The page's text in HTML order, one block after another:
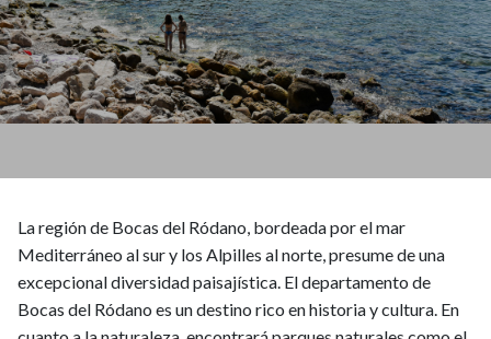
La región de Bocas del Ródano, bordeada por el mar
Mediterráneo al sur y los Alpilles al norte, presume de una
excepcional diversidad paisajística. El departamento de
Bocas del Ródano es un destino rico en historia y cultura. En